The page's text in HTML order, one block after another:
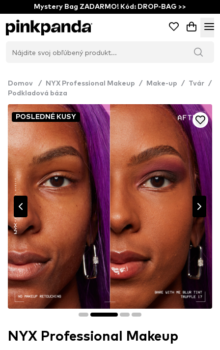
Mystery Bag ZADARMO! Kód: DROP-BAG >>
Domov / NYX Professional Makeup / Make-up / Tvár /
Podkladová báza
POSLEDNÉ KUSY
NYX Professional Makeup